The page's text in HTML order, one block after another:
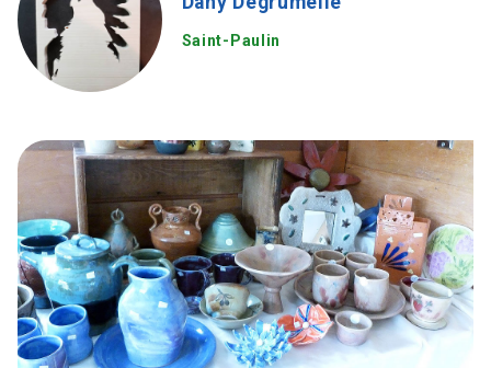
Saint-Paulin